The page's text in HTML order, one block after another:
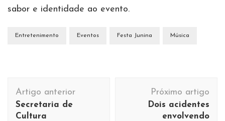
sabor e identidade ao evento.
Entretenimento Eventos Festa Junina Música
Navegação
de
post
Artigo anterior
Secretaria de
Cultura
Próximo artigo
Dois acidentes
envolvendo